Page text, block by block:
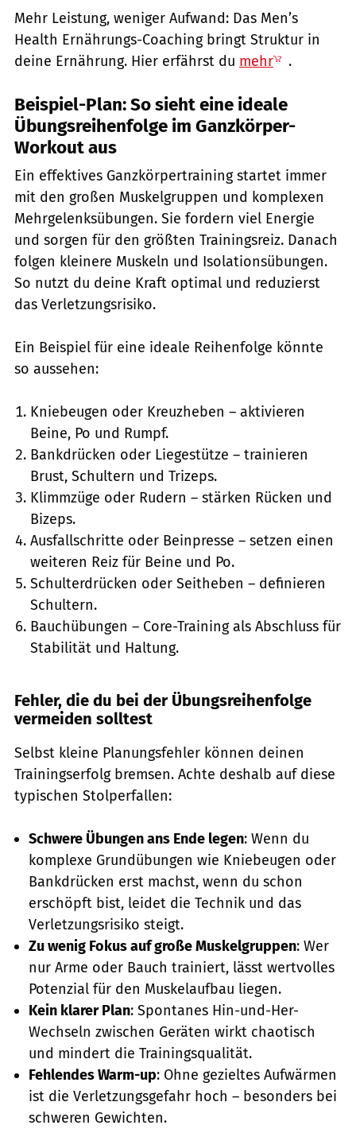
Mehr Leistung, weniger Aufwand: Das Men’s
Health Ernährungs-Coaching bringt Struktur in
deine Ernährung. Hier erfährst du mehr .
Beispiel-Plan: So sieht eine ideale
Übungsreihenfolge im Ganzkörper-
Workout aus
Ein effektives Ganzkörpertraining startet immer
mit den großen Muskelgruppen und komplexen
Mehrgelenksübungen. Sie fordern viel Energie
und sorgen für den größten Trainingsreiz. Danach
folgen kleinere Muskeln und Isolationsübungen.
So nutzt du deine Kraft optimal und reduzierst
das Verletzungsrisiko.
Ein Beispiel für eine ideale Reihenfolge könnte
so aussehen:
Kniebeugen oder Kreuzheben – aktivieren
Beine, Po und Rumpf.
Bankdrücken oder Liegestütze – trainieren
Brust, Schultern und Trizeps.
Klimmzüge oder Rudern – stärken Rücken und
Bizeps.
Ausfallschritte oder Beinpresse – setzen einen
weiteren Reiz für Beine und Po.
Schulterdrücken oder Seitheben – definieren
Schultern.
Bauchübungen – Core-Training als Abschluss für
Stabilität und Haltung.
Fehler, die du bei der Übungsreihenfolge
vermeiden solltest
Selbst kleine Planungsfehler können deinen
Trainingserfolg bremsen. Achte deshalb auf diese
typischen Stolperfallen:
Schwere Übungen ans Ende legen: Wenn du
komplexe Grundübungen wie Kniebeugen oder
Bankdrücken erst machst, wenn du schon
erschöpft bist, leidet die Technik und das
Verletzungsrisiko steigt.
Zu wenig Fokus auf große Muskelgruppen: Wer
nur Arme oder Bauch trainiert, lässt wertvolles
Potenzial für den Muskelaufbau liegen.
Kein klarer Plan: Spontanes Hin-und-Her-
Wechseln zwischen Geräten wirkt chaotisch
und mindert die Trainingsqualität.
Fehlendes Warm-up: Ohne gezieltes Aufwärmen
ist die Verletzungsgefahr hoch – besonders bei
schweren Gewichten.